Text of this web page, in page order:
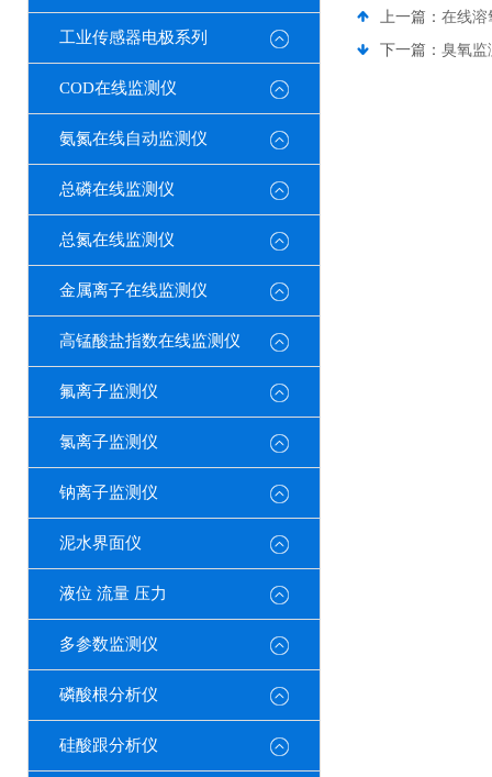
工业传感器电极系列
COD在线监测仪
氨氮在线自动监测仪
总磷在线监测仪
总氮在线监测仪
金属离子在线监测仪
高锰酸盐指数在线监测仪
氟离子监测仪
氯离子监测仪
钠离子监测仪
泥水界面仪
液位 流量 压力
多参数监测仪
磷酸根分析仪
硅酸跟分析仪
上一篇： 在线溶
下一篇： 臭氧监